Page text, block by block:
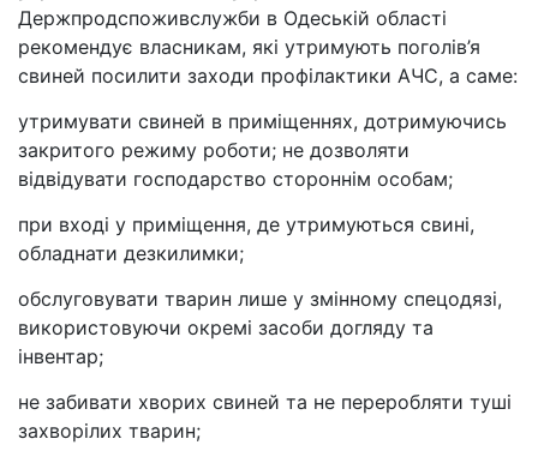
Держпродспоживслужби в Одеській області
рекомендує власникам, які утримують поголів’я
свиней посилити заходи профілактики АЧС, а саме:
утримувати свиней в приміщеннях, дотримуючись
закритого режиму роботи; не дозволяти
відвідувати господарство стороннім особам;
при вході у приміщення, де утримуються свині,
обладнати дезкилимки;
обслуговувати тварин лише у змінному спецодязі,
використовуючи окремі засоби догляду та
інвентар;
не забивати хворих свиней та не переробляти туші
захворілих тварин;